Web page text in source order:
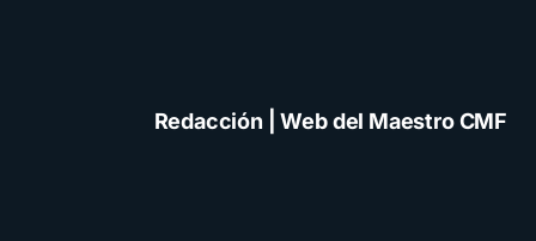
Redacción | Web del Maestro CMF